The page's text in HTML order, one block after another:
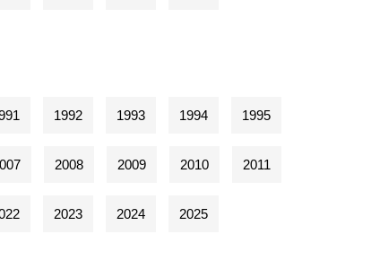
1992 1993 1994 1995
2008 2009 2010 2011
2023 2024 2025